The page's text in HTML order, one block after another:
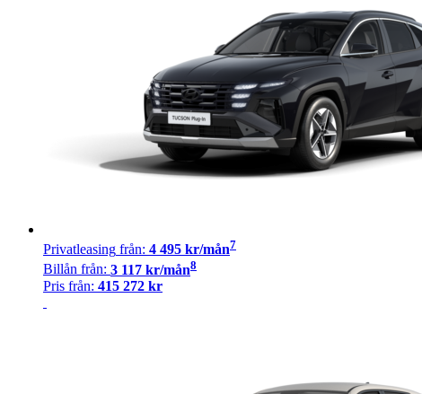
Privatleasing från: 4 495 kr/mån7
Billån från: 3 117 kr/mån8
Pris från: 415 272 kr